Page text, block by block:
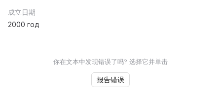
成立日期
2000 год
你在文本中发现错误了吗? 选择它并单击
报告错误